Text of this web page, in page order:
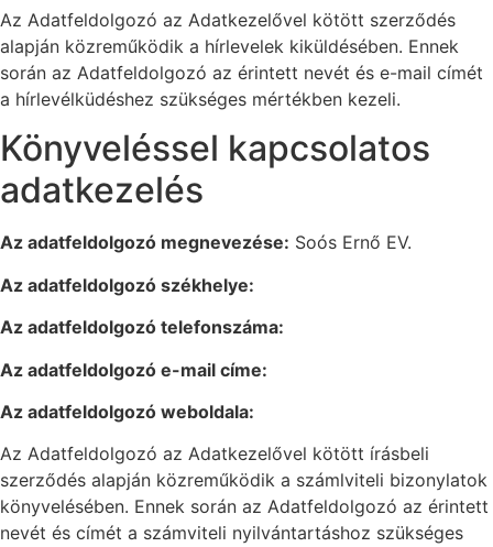
Az Adatfeldolgozó az Adatkezelővel kötött szerződés
alapján közreműködik a hírlevelek kiküldésében. Ennek
során az Adatfeldolgozó az érintett nevét és e-mail címét
a hírlevélküdéshez szükséges mértékben kezeli.
Könyveléssel kapcsolatos
adatkezelés
Az adatfeldolgozó megnevezése: Soós Ernő EV.
Az adatfeldolgozó székhelye:
Az adatfeldolgozó telefonszáma:
Az adatfeldolgozó e-mail címe:
Az adatfeldolgozó weboldala:
Az Adatfeldolgozó az Adatkezelővel kötött írásbeli
szerződés alapján közreműködik a számlviteli bizonylatok
könyvelésében. Ennek során az Adatfeldolgozó az érintett
nevét és címét a számviteli nyilvántartáshoz szükséges